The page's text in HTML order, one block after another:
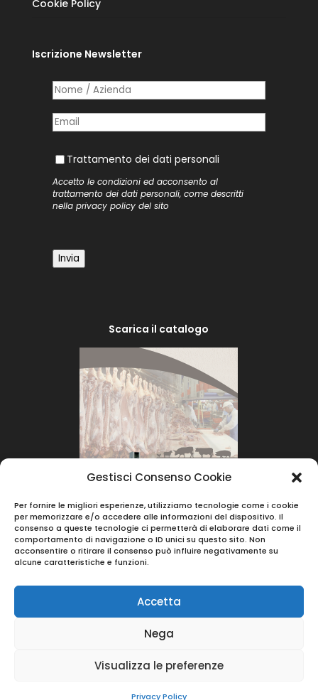
Gestisci Consenso Cookie
Per fornire le migliori esperienze, utilizziamo tecnologie come i cookie
per memorizzare e/o accedere alle informazioni del dispositivo. Il
consenso a queste tecnologie ci permetterà di elaborare dati come il
comportamento di navigazione o ID unici su questo sito. Non
acconsentire o ritirare il consenso può influire negativamente su
alcune caratteristiche e funzioni.
Accetta
Nega
Visualizza le preferenze
Privacy Policy
Cookie Policy
Iscrizione Newsletter
Nome /​ Azienda
Posta elettronica
Trattamento dei dati personali
Trattamento dei dati personali
Accetto le condizioni ed acconsento al
trattamento dei dati personali, come descritti
nella privacy policydel sito
Invia
Scarica il catalogo
Berera Srl- Via Vincenzo Monti 39 -
01484880354